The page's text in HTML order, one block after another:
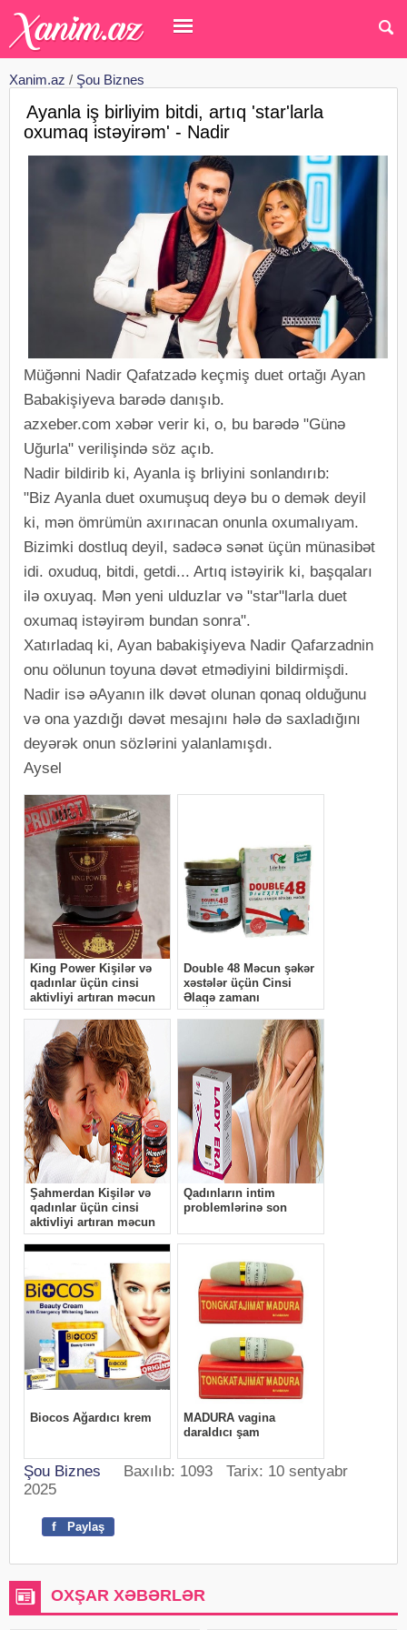
Xanim.az / Şou Biznes
Ayanla iş birliyim bitdi, artıq 'star'larla
oxumaq istəyirəm' - Nadir
Müğənni Nadir Qafatzadə keçmiş duet ortağı Ayan
Babakişiyeva barədə danışıb.
azxeber.com xəbər verir ki, o, bu barədə "Günə
Uğurla" verilişində söz açıb.
Nadir bildirib ki, Ayanla iş brliyini sonlandırıb:
"Biz Ayanla duet oxumuşuq deyə bu o demək deyil
ki, mən ömrümün axırınacan onunla oxumalıyam.
Bizimki dostluq deyil, sadəcə sənət üçün münasibət
idi. oxuduq, bitdi, getdi... Artıq istəyirik ki, başqaları
ilə oxuyaq. Mən yeni ulduzlar və "star"larla duet
oxumaq istəyirəm bundan sonra".
Xatırladaq ki, Ayan babakişiyeva Nadir Qafarzadnin
onu oölunun toyuna dəvət etmədiyini bildirmişdi.
Nadir isə əAyanın ilk dəvət olunan qonaq olduğunu
və ona yazdığı dəvət mesajını hələ də saxladığını
deyərək onun sözlərini yalanlamışdı.
Aysel
Şou Biznes Baxılıb: 1093 Tarix: 10 sentyabr
2025
f Paylaş
OXŞAR XƏBƏRLƏR